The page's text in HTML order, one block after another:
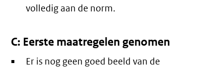
volledig aan de norm.
C: Eerste maatregelen genomen
Er is nog geen goed beeld van de